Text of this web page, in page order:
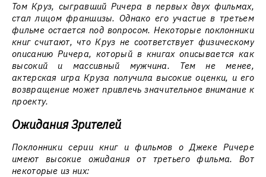
Том Круз, сыгравший Ричера в первых двух фильмах,
стал лицом франшизы. Однако его участие в третьем
фильме остается под вопросом. Некоторые поклонники
книг считают, что Круз не соответствует физическому
описанию Ричера, который в книгах описывается как
высокий и массивный мужчина. Тем не менее,
актерская игра Круза получила высокие оценки, и его
возвращение может привлечь значительное внимание к
проекту.
Ожидания Зрителей
Поклонники серии книг и фильмов о Джеке Ричере
имеют высокие ожидания от третьего фильма. Вот
некоторые из них: